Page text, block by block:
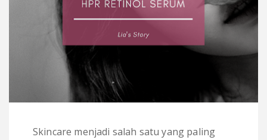
Skincare menjadi salah satu yang paling